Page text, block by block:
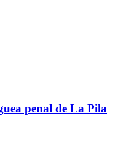
penal de La Pila